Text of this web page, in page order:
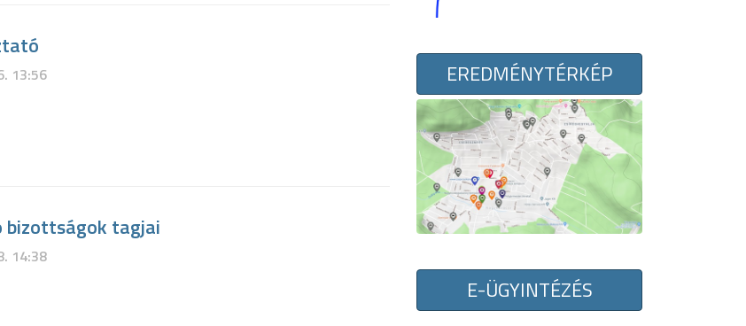
13:56
bizottságok tagjai
14:38
EREDMÉNYTÉRKÉP
E-ÜGYINTÉZÉS